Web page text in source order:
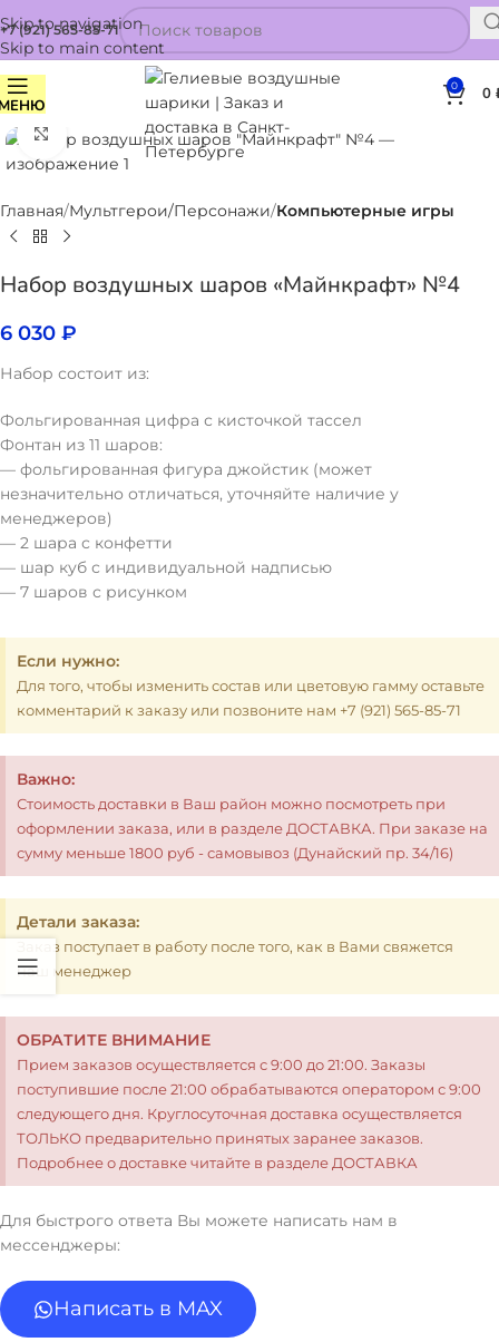
Skip to navigation
Skip to main content
+7 (921) 565-85-71
0 0
Нажмите, чтобы увеличить
Главная Мультгерои/Персонажи Компьютерные игры
Набор воздушных шаров «Майнкрафт» №4
6 030 ₽
Набор состоит из:
Фольгированная цифра с кисточкой тассел
Фонтан из 11 шаров:
— фольгированная фигура джойстик (может
незначительно отличаться, уточняйте наличие у
менеджеров)
— 2 шара с конфетти
— шар куб с индивидуальной надписью
— 7 шаров с рисунком
Если нужно:
Для того, чтобы изменить состав или цветовую гамму оставьте
комментарий к заказу или позвоните нам +7 (921) 565-85-71
Важно:
Стоимость доставки в Ваш район можно посмотреть при
оформлении заказа, или в разделе ДОСТАВКА. При заказе на
сумму меньше 1800 руб - самовывоз (Дунайский пр. 34/16)
Детали заказа:
Заказ поступает в работу после того, как в Вами свяжется
наш менеджер
ОБРАТИТЕ ВНИМАНИЕ
Прием заказов осуществляется с 9:00 до 21:00. Заказы
поступившие после 21:00 обрабатываются оператором с 9:00
следующего дня. Круглосуточная доставка осуществляется
ТОЛЬКО предварительно принятых заранее заказов.
Подробнее о доставке читайте в разделе ДОСТАВКА
Для быстрого ответа Вы можете написать нам в
мессенджеры:
Написать в MAX